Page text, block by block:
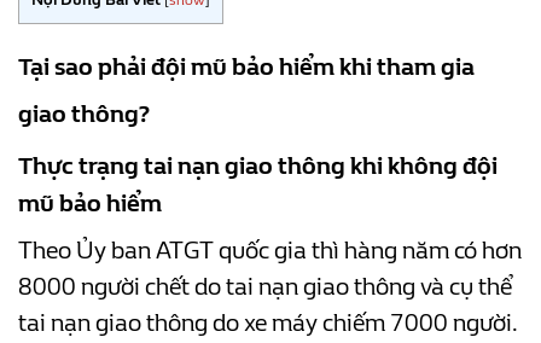
Tại sao phải đội mũ bảo hiểm khi tham gia
giao thông?
Thực trạng tai nạn giao thông khi không đội
mũ bảo hiểm
Theo Ủy ban ATGT quốc gia thì hàng năm có hơn
8000 người chết do tai nạn giao thông và cụ thể
tai nạn giao thông do xe máy chiếm 7000 người.